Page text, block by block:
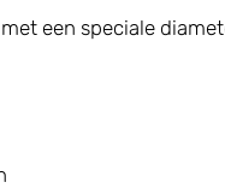
een speciale